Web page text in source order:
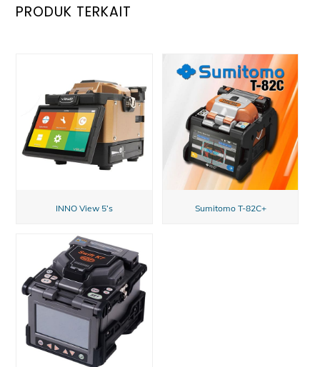
PRODUK TERKAIT
INNO View 5’s Sumitomo T-82C+